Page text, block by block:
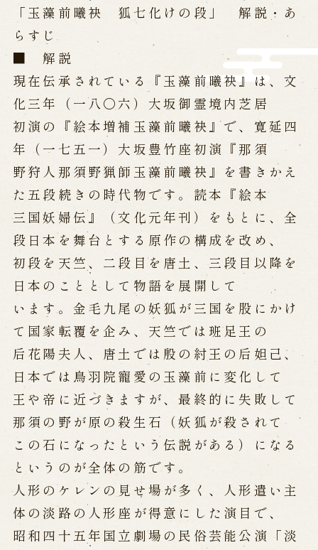
通販サイトうずのくに
道の駅うずしお
うずの丘大鳴門橋記念館
「玉藻前曦袂 狐七化けの段」 解説・あ
らすじ
■ 解説
現在伝承されている『玉藻前曦袂』は、文
化三年（一八〇六）大坂御霊境内芝居
初演の『絵本増補玉藻前曦袂』で、寛延四
年（一七五一）大坂豊竹座初演『那須
野狩人那須野猟師玉藻前曦袂』を書きかえ
た五段続きの時代物です。読本『絵本
三国妖婦伝』（文化元年刊）をもとに、全
段日本を舞台とする原作の構成を改め、
初段を天竺、二段目を唐土、三段目以降を
日本のこととして物語を展開して
います。金毛九尾の妖狐が三国を股にかけ
て国家転覆を企み、天竺では班足王の
后花陽夫人、唐土では殷の紂王の后妲己、
日本では鳥羽院寵愛の玉藻前に変化して
王や帝に近づきますが、最終的に失敗して
那須の野が原の殺生石（妖狐が殺されて
この石になったという伝説がある）になる
というのが全体の筋です。
人形のケレンの見せ場が多く、人形遣い主
体の淡路の人形座が得意にした演目で、
昭和四十五年国立劇場の民俗芸能公演「淡